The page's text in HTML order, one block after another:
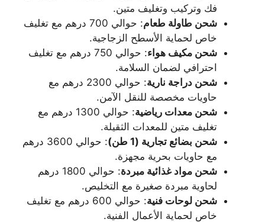
فك وتركيب وتغليف متين.
شحن طاولة طعام
: حوالي 700 درهم مع تغليف
خاص لحماية الأسطح الزجاجية.
شحن مكيف هواء
: حوالي 750 درهم مع تغليف
احترافي لضمان السلامة.
شحن دراجة نارية
: حوالي 2300 درهم مع
حاويات مخصصة للنقل الآمن.
شحن معدات رياضية
: حوالي 1300 درهم مع
تغليف متين للمعدات الثقيلة.
شحن بضائع تجارية (1 طن)
: حوالي 3600 درهم
مع حاويات بحرية مجهزة.
شحن مواد غذائية مبردة
: حوالي 1800 درهم
لحاوية مبردة صغيرة مع التخليص.
شحن لوحات فنية
: حوالي 600 درهم مع تغليف
خاص لحماية الأعمال الفنية.